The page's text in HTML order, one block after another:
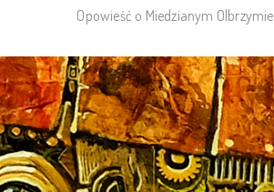
Opowieść o Miedzianym Olbrzymie